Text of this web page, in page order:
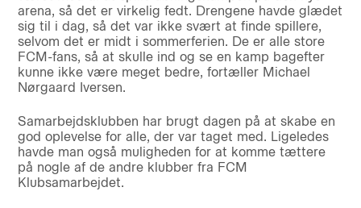
arena, så det er virkelig fedt. Drengene havde glædet
sig til i dag, så det var ikke svært at finde spillere,
selvom det er midt i sommerferien. De er alle store
FCM-fans, så at skulle ind og se en kamp bagefter
kunne ikke være meget bedre, fortæller Michael
Nørgaard Iversen.
Samarbejdsklubben har brugt dagen på at skabe en
god oplevelse for alle, der var taget med. Ligeledes
havde man også muligheden for at komme tættere
på nogle af de andre klubber fra FCM
Klubsamarbejdet.